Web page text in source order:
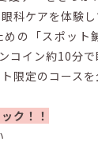
科ケアを体験
めの「スポット
コイン約10分
限定のコースを
ク！！